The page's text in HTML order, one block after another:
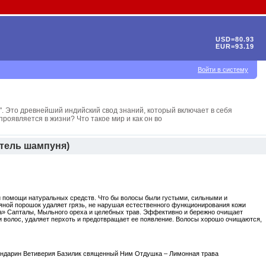
Это древнейший индийский свод знаний, который включает в себя
в жизни? Что такое мир и как он во
шампуня)
натуральных средств. Что бы волосы были густыми, сильными и
порошок удаляет грязь, не нарушая естественного функционирования кожи
Сапталы, Мыльного ореха и целебных трав. Эффективно и бережно очищает
удаляет перхоть и предотвращает ее появление. Волосы хорошо очищаются,
Ветиверия Базилик священный Ним Отдушка – Лимонная трава
USD=80.93
EUR=93.19
Войти в систему